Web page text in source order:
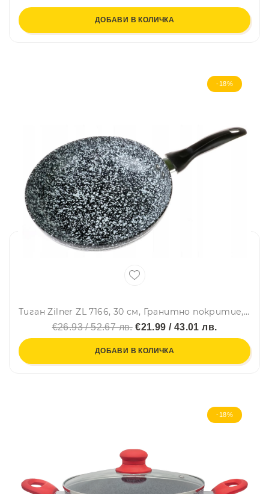
ДОБАВИ В КОЛИЧКА
-18%
Тиган Zilner ZL 7166, 30 см, Гранитно покритие, Индукция, Черен
€26.93 / 52.67 лв.€21.99 / 43.01 лв.
ДОБАВИ В КОЛИЧКА
-18%